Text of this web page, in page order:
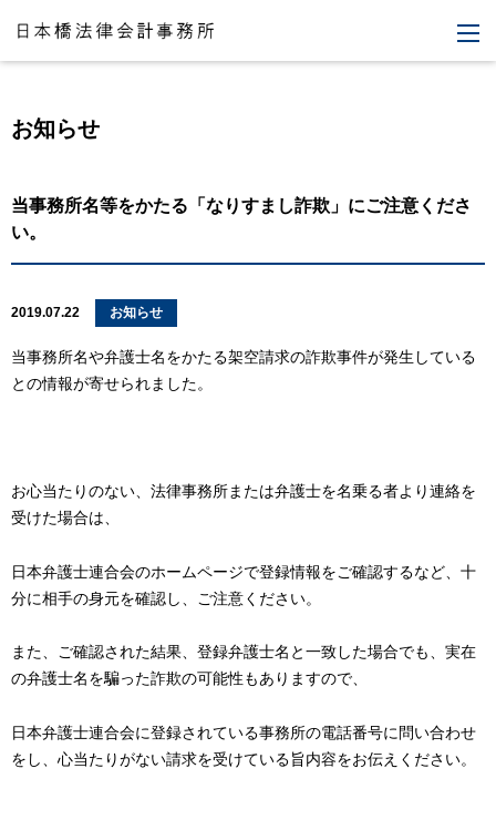
お知らせ
当事務所名等をかたる「なりすまし詐欺」にご注意くださ
い。
2019.07.22 お知らせ
当事務所名や弁護士名をかたる架空請求の詐欺事件が発生している
との情報が寄せられました。
お心当たりのない、法律事務所または弁護士を名乗る者より連絡を
受けた場合は、
日本弁護士連合会のホームページで登録情報をご確認するなど、十
分に相手の身元を確認し、ご注意ください。
また、ご確認された結果、登録弁護士名と一致した場合でも、実在
の弁護士名を騙った詐欺の可能性もありますので、
日本弁護士連合会に登録されている事務所の電話番号に問い合わせ
をし、心当たりがない請求を受けている旨内容をお伝えください。